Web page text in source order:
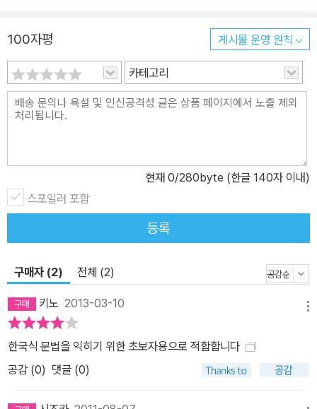
100자평 게시물 운영 원칙
카테고리
현재 0/280byte (한글 140자 이내)
스포일러 포함
등록
구매자 (2) 전체 (2)
키노 2013-03-10
한국식 문법을 익히기 위한 초보자용으로 적합합니다
공감 (0) 댓글 (0)